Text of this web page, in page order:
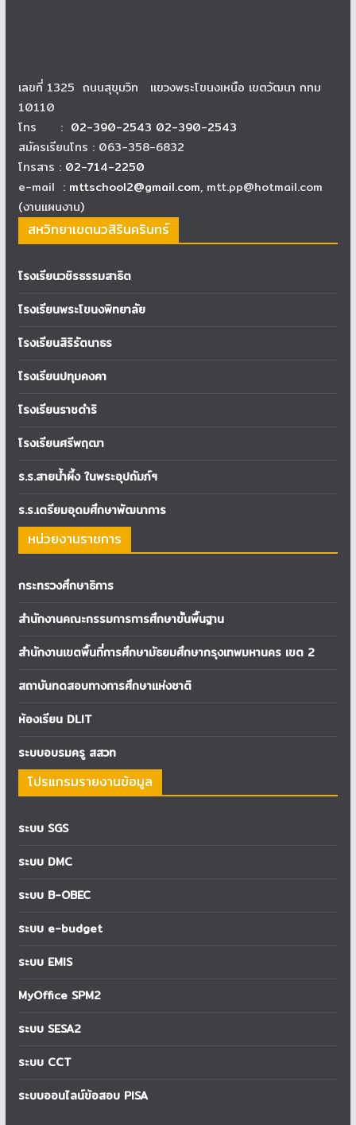
เลขที่ 1325 ถนนสุขุมวิท แขวงพระโขนงเหนือ เขตวัฒนา กทม
10110
โทร : 02-390-2543 02-390-2543
สมัครเรียนโทร : 063-358-6832
โทรสาร : 02-714-2250
e-mail : mttschool2@gmail.com, mtt.pp@hotmail.com
(งานแผนงาน)
สหวิทยาเขตนวสิรินครินทร์
โรงเรียนวชิรธรรมสาธิต
โรงเรียนพระโขนงพิทยาลัย
โรงเรียนสิริรัตนาธร
โรงเรียนปทุมคงคา
โรงเรียนราชดำริ
โรงเรียนศรีพฤฒา
ร.ร.สายน้ำผึ้ง ในพระอุปถัมภ์ฯ
ร.ร.เตรียมอุดมศึกษาพัฒนาการ
หน่วยงานราชการ
กระทรวงศึกษาธิการ
สำนักงานคณะกรรมการการศึกษาขั้นพื้นฐาน
สำนักงานเขตพื้นที่การศึกษามัธยมศึกษากรุงเทพมหานคร เขต 2
สถาบันทดสอบทางการศึกษาแห่งชาติ
ห้องเรียน DLIT
ระบบอบรมครู สสวท
โปรแกรมรายงานข้อมูล
ระบบ SGS
ระบบ DMC
ระบบ B-OBEC
ระบบ e-budget
ระบบ EMIS
MyOffice SPM2
ระบบ SESA2
ระบบ CCT
ระบบออนไลน์ข้อสอบ PISA